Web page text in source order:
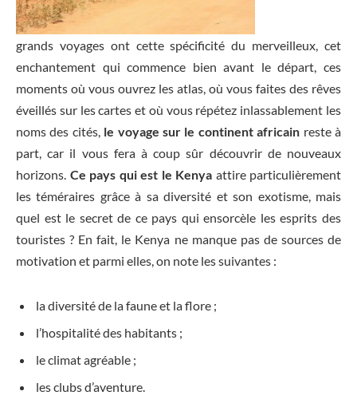
grands voyages ont cette spécificité du merveilleux, cet
enchantement qui commence bien avant le départ, ces
moments où vous ouvrez les atlas, où vous faites des rêves
éveillés sur les cartes et où vous répétez inlassablement les
noms des cités, le voyage sur le continent africain reste à
part, car il vous fera à coup sûr découvrir de nouveaux
horizons. Ce pays qui est le Kenya attire particulièrement
les téméraires grâce à sa diversité et son exotisme, mais
quel est le secret de ce pays qui ensorcèle les esprits des
touristes ? En fait, le Kenya ne manque pas de sources de
motivation et parmi elles, on note les suivantes :
la diversité de la faune et la flore ;
l’hospitalité des habitants ;
le climat agréable ;
les clubs d’aventure.